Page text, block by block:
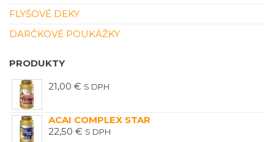
FLYŠOVÉ DEKY
DARČKOVÉ POUKÁŽKY
PRODUKTY
21,00 € S DPH
ACAI COMPLEX STAR
22,50 € S DPH